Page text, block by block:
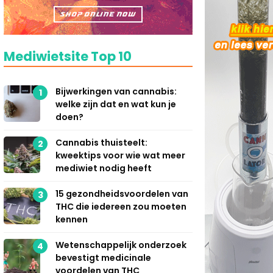
Mediwietsite Top 10
1
Bijwerkingen van cannabis:
welke zijn dat en wat kun je
doen?
2
Cannabis thuisteelt:
kweektips voor wie wat meer
mediwiet nodig heeft
3
15 gezondheidsvoordelen van
THC die iedereen zou moeten
kennen
4
Wetenschappelijk onderzoek
bevestigt medicinale
voordelen van THC